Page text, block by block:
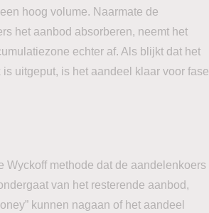
hoog volume. Naarmate de
het aanbod absorberen, neemt het
echter af. Als blijkt dat het
uitgeput, is het aandeel klaar voor fase
Wyckoff methode dat de aandelenkoers
van het resterende aanbod,
kunnen nagaan of het aandeel